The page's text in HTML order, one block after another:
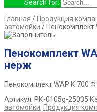
Search for:
Главная / Продукция
автомойки / Пенокомплект
Пенокомплект
нерж
Пенокомплект WAP К 700
Артикул: РК-0105g-25035
автомойки, Продукция